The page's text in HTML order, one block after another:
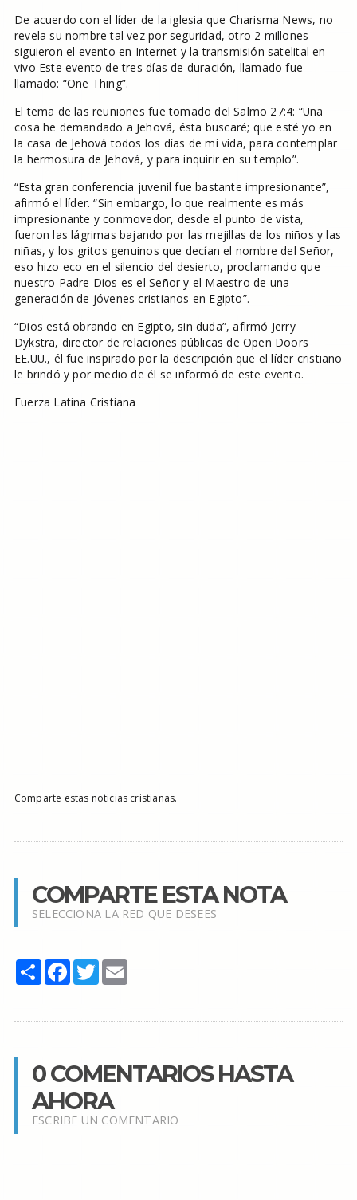
De acuerdo con el líder de la iglesia que Charisma News, no
revela su nombre tal vez por seguridad, otro 2 millones
siguieron el evento en Internet y la transmisión satelital en
vivo Este evento de tres días de duración, llamado fue
llamado: “One Thing”.
El tema de las reuniones fue tomado del Salmo 27:4: “Una
cosa he demandado a Jehová, ésta buscaré; que esté yo en
la casa de Jehová todos los días de mi vida, para contemplar
la hermosura de Jehová, y para inquirir en su templo”.
“Esta gran conferencia juvenil fue bastante impresionante”,
afirmó el líder. “Sin embargo, lo que realmente es más
impresionante y conmovedor, desde el punto de vista,
fueron las lágrimas bajando por las mejillas de los niños y las
niñas, y los gritos genuinos que decían el nombre del Señor,
eso hizo eco en el silencio del desierto, proclamando que
nuestro Padre Dios es el Señor y el Maestro de una
generación de jóvenes cristianos en Egipto”.
“Dios está obrando en Egipto, sin duda”, afirmó Jerry
Dykstra, director de relaciones públicas de Open Doors
EE.UU., él fue inspirado por la descripción que el líder cristiano
le brindó y por medio de él se informó de este evento.
Fuerza Latina Cristiana
Comparte estas noticias cristianas.
COMPARTE ESTA NOTA
SELECCIONA LA RED QUE DESEES
Share Facebook
TwitterEmail
0 COMENTARIOS HASTA
AHORA
ESCRIBE UN COMENTARIO